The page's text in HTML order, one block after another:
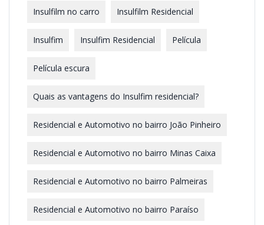
Insulfilm no carro Insulfilm Residencial
Insulfim Insulfim Residencial Película
Película escura
Quais as vantagens do Insulfim residencial?
Residencial e Automotivo no bairro João Pinheiro
Residencial e Automotivo no bairro Minas Caixa
Residencial e Automotivo no bairro Palmeiras
Residencial e Automotivo no bairro Paraíso